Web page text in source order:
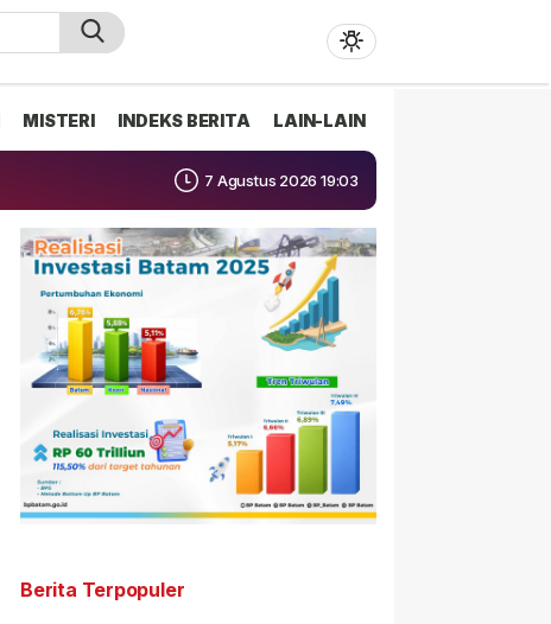
MISTERI INDEKS BERITA LAIN-LAIN
7 Agustus 2026 19:03
Berita Terpopuler